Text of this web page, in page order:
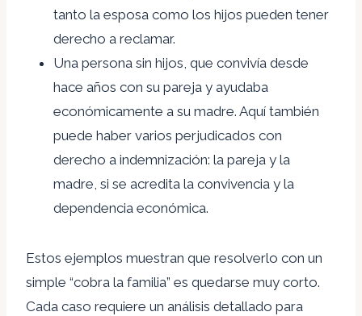
tanto la esposa como los hijos pueden tener
derecho a reclamar.
Una persona sin hijos, que convivía desde
hace años con su pareja y ayudaba
económicamente a su madre. Aquí también
puede haber varios perjudicados con
derecho a indemnización: la pareja y la
madre, si se acredita la convivencia y la
dependencia económica.
Estos ejemplos muestran que resolverlo con un
simple “cobra la familia” es quedarse muy corto.
Cada caso requiere un análisis detallado para